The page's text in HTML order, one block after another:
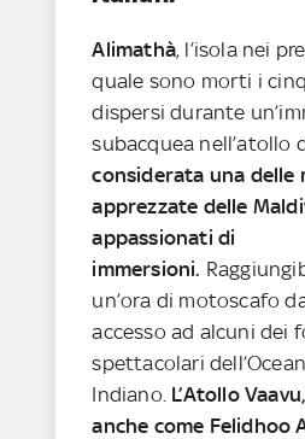
Alimathà, l’isola nei
quale sono morti i
dispersi durante
subacquea nell’atollo
considerata una delle
apprezzate delle
appassionati di
immersioni.
un’ora di motoscafo
accesso ad alcuni dei
spettacolari
Indiano. L’Atollo
anche come Felidhoo